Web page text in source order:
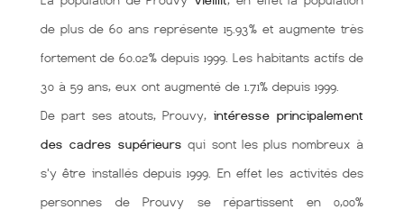
de plus de 60 ans représente 15.93% et augmente très
fortement de 60.02% depuis 1999. Les habitants actifs de
30 à 59 ans, eux ont augmenté de 1.71% depuis 1999.
De part ses atouts, Prouvy, intéresse principalement
des cadres supérieurs qui sont les plus nombreux à
s'y être installés depuis 1999. En effet les activités des
personnes de Prouvy se répartissent en 0,00%